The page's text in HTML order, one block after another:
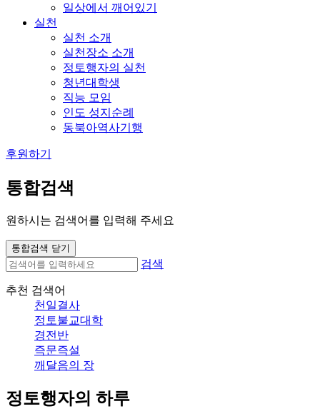
일상에서 깨어있기
실천
실천 소개
실천장소 소개
정토행자의 실천
청년대학생
직능 모임
인도 성지순례
동북아역사기행
후원하기
통합검색
원하시는 검색어를 입력해 주세요
통합검색 닫기
검색
추천 검색어
천일결사
정토불교대학
경전반
즉문즉설
깨달음의 장
정토행자의 하루